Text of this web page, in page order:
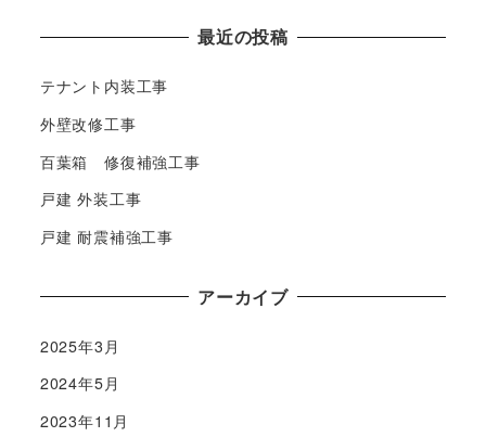
最近の投稿
テナント内装工事
外壁改修工事
百葉箱 修復補強工事
戸建 外装工事
戸建 耐震補強工事
アーカイブ
2025年3月
2024年5月
2023年11月